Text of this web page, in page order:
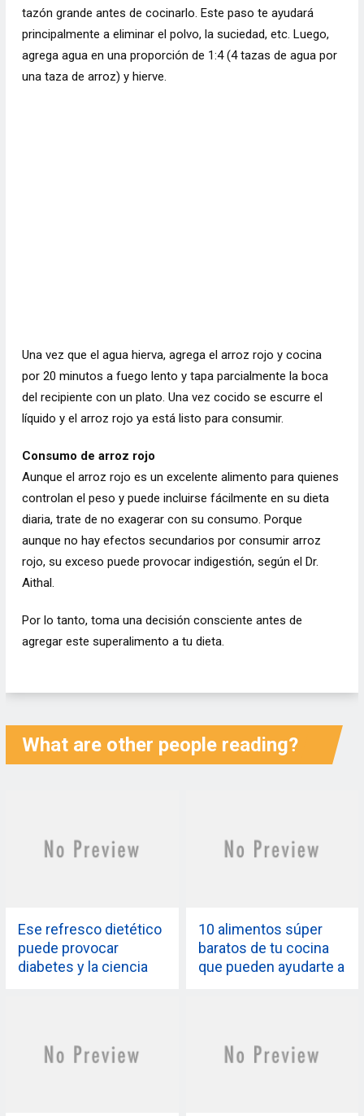
tazón grande antes de cocinarlo. Este paso te ayudará
principalmente a eliminar el polvo, la suciedad, etc. Luego,
agrega agua en una proporción de 1:4 (4 tazas de agua por
una taza de arroz) y hierve.
Una vez que el agua hierva, agrega el arroz rojo y cocina
por 20 minutos a fuego lento y tapa parcialmente la boca
del recipiente con un plato. Una vez cocido se escurre el
líquido y el arroz rojo ya está listo para consumir.
Consumo de arroz rojo
Aunque el arroz rojo es un excelente alimento para quienes
controlan el peso y puede incluirse fácilmente en su dieta
diaria, trate de no exagerar con su consumo. Porque
aunque no hay efectos secundarios por consumir arroz
rojo, su exceso puede provocar indigestión, según el Dr.
Aithal.
Por lo tanto, toma una decisión consciente antes de
agregar este superalimento a tu dieta.
What are other people reading?
Ese refresco dietético
puede provocar
diabetes y la ciencia
10 alimentos súper
baratos de tu cocina
que pueden ayudarte a